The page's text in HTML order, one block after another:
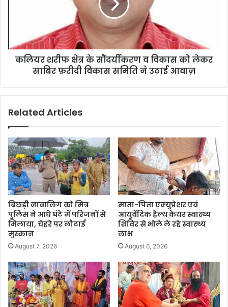
कलियर शरीफ क्षेत्र के सौंदर्यीकरण व विकास को लेकर
साबिर फ़रीदी विकास समिति ने उठाई आवाज़
Related Articles
बिछड़ी नाबालिग को मित्र
पुलिस ने आधे घंटे में परिजनों से
मिलाया, चेहरे पर लौटाई
मुस्कान
August 7, 2026
माता-पिता एक्युप्रेशर एवं
आयुर्वेदिक हैल्थ केयर स्वास्थ्य
शिविर से भोले ले रहे स्वास्थ्य
लाभ
August 6, 2026